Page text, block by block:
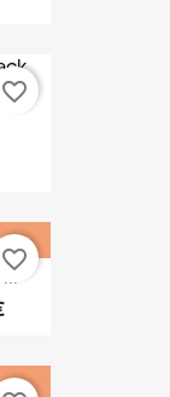
favorite_border
favorite_border